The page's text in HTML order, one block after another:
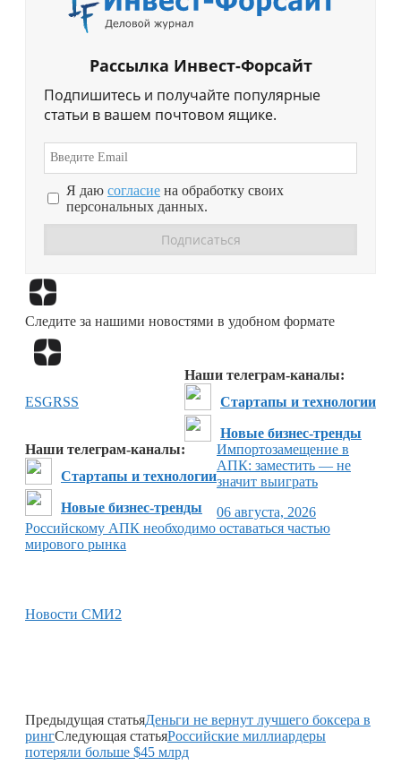
Рассылка Инвест-Форсайт
Подпишитесь и получайте популярные
статьи в вашем почтовом ящике.
Я даю согласие на обработку своих
персональных данных.
Следите за нашими новостями в удобном формате
Наши телеграм-каналы:
Стартапы и технологии
Новые бизнес-тренды
Наши телеграм-каналы:
Стартапы и технологии
Новые бизнес-тренды
ESGRSS
Импортозамещение в
АПК: заместить — не
значит выиграть
06 августа, 2026
Российскому АПК необходимо оставаться частью
мирового рынка
Новости СМИ2
Предыдущая статьяДеньги не вернут лучшего боксера в
рингСледующая статьяРоссийские миллиардеры
потеряли больше $45 млрд